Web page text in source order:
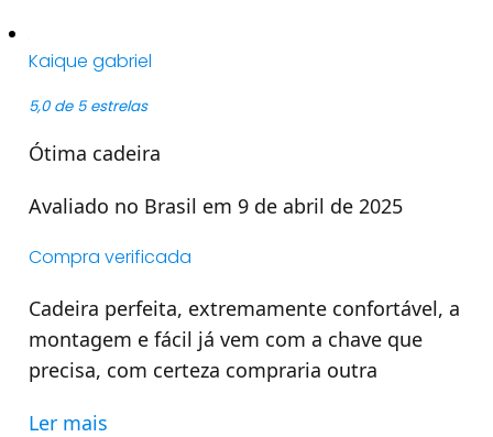
Kaique gabriel
5,0 de 5 estrelas
Ótima cadeira
Avaliado no Brasil em 9 de abril de 2025
Compra verificada
Cadeira perfeita, extremamente confortável, a
montagem e fácil já vem com a chave que
precisa, com certeza compraria outra
Ler mais